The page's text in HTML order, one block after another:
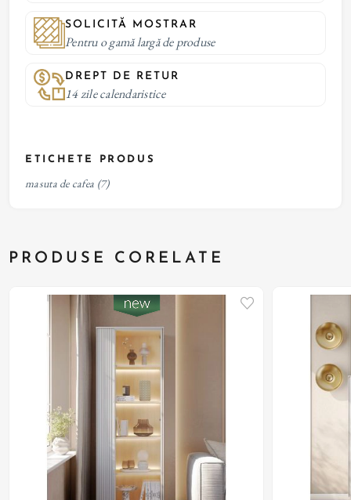
SOLICITĂ MOSTRAR
Pentru o gamă largă de produse
DREPT DE RETUR
14 zile calendaristice
ETICHETE PRODUS
masuta de cafea (7)
PRODUSE CORELATE